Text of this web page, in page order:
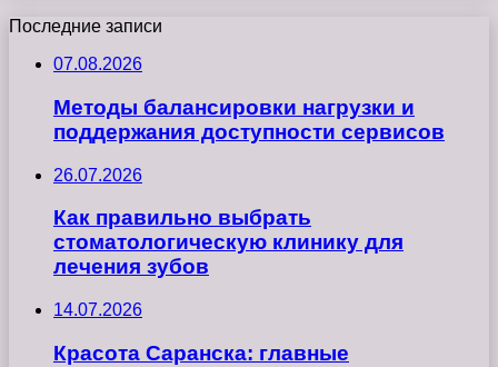
Последние записи
07.08.2026
Методы балансировки нагрузки и
поддержания доступности сервисов
26.07.2026
Как правильно выбрать
стоматологическую клинику для
лечения зубов
14.07.2026
Красота Саранска: главные